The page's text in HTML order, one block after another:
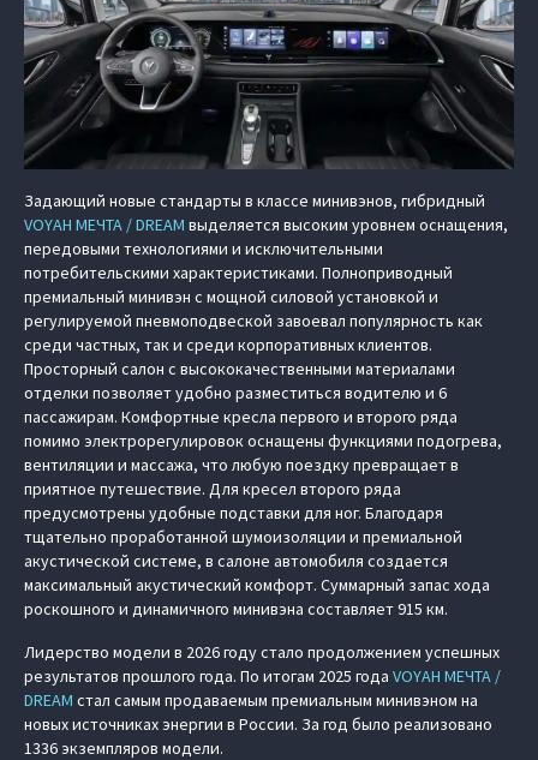
Задающий новые стандарты в классе минивэнов, гибридный
VOYAH МЕЧТА / DREAM выделяется высоким уровнем оснащения,
передовыми технологиями и исключительными
потребительскими характеристиками. Полноприводный
премиальный минивэн с мощной силовой установкой и
регулируемой пневмоподвеской завоевал популярность как
среди частных, так и среди корпоративных клиентов.
Просторный салон с высококачественными материалами
отделки позволяет удобно разместиться водителю и 6
пассажирам. Комфортные кресла первого и второго ряда
помимо электрорегулировок оснащены функциями подогрева,
вентиляции и массажа, что любую поездку превращает в
приятное путешествие. Для кресел второго ряда
предусмотрены удобные подставки для ног. Благодаря
тщательно проработанной шумоизоляции и премиальной
акустической системе, в салоне автомобиля создается
максимальный акустический комфорт. Суммарный запас хода
роскошного и динамичного минивэна составляет 915 км.
Лидерство модели в 2026 году стало продолжением успешных
результатов прошлого года. По итогам 2025 года VOYAH МЕЧТА /
DREAM стал самым продаваемым премиальным минивэном на
новых источниках энергии в России. За год было реализовано
1336 экземпляров модели.